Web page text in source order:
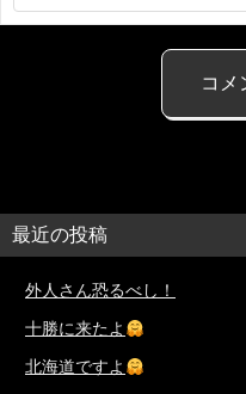
最近の投稿
外人さん恐るべし！
十勝に来たよ
北海道ですよ